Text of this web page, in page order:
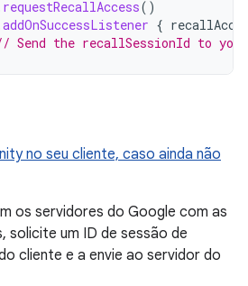
requestRecallAccess()
addOnSuccessListener {
Send the recallSessionId to your
no seu cliente, caso ainda não
os servidores do Google com as
um ID de sessão de
cliente e a envie ao servidor do